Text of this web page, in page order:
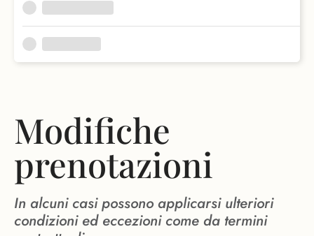
Modifiche
prenotazioni
In alcuni casi possono applicarsi ulteriori
condizioni ed eccezioni come da termini